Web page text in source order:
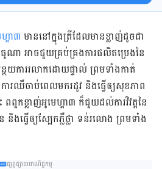
គា​៣ ​​​មាន​នៅ​ក្នុង​ត្រី​ដែល​មាន​ខ្លាញ់​ដូចជា​
ា អាច​ជួយ​គ្រប់គ្រង​ការ​​​ផលិត​​ប្រេង​​នៃ​
ថយ​ការ​រលាក​ដោយ​ផ្ទាល់​ ព្រម​ទាំង​កាត់
រ​ឈឺចាប់​ពេល​​មក​រដូវ និង​ធ្វើ​ឲ្យ​សុខភាព​
ពពួក​ខ្លាញ់​អូមេហ្គា​៣ ក៏​ជួយ​ដល់​​ការវិវត្ត​​នៃ​
និង​ធ្វើ​ឲ្យ​ស្បែក​ភ្លឺ​ថ្លា ទន់​រលោង ព្រម​ទាំង​
ផ្សព្វផ្សាយពាណិជ្ជកម្ម